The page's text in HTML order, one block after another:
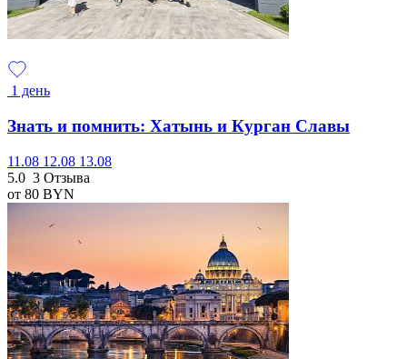
1 день
Знать и помнить: Хатынь и Курган Славы
11.08 12.08 13.08
5.0 3 Отзыва
от 80 BYN